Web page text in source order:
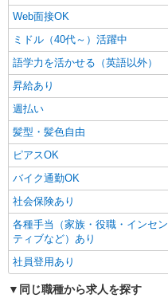
Web面接OK
ミドル（40代～）活躍中
語学力を活かせる（英語以外）
昇給あり
週払い
髪型・髪色自由
ピアスOK
バイク通勤OK
社会保険あり
各種手当（家族・役職・インセン
ティブなど）あり
社員登用あり
同じ職種から求人を探す